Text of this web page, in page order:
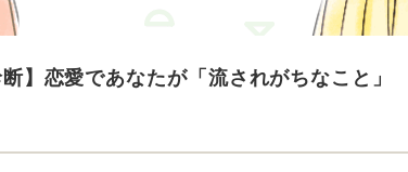
】恋愛であなたが「流されがちなこと」